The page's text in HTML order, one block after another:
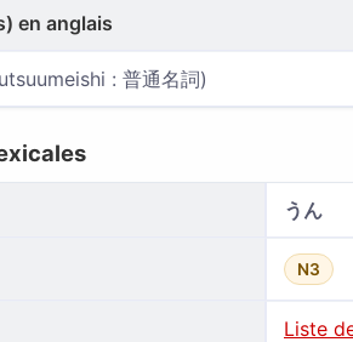
en anglais
: 普通名詞)
うん
N3
Liste